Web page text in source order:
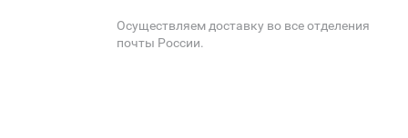
Осуществляем доставку во все отделения
почты России.